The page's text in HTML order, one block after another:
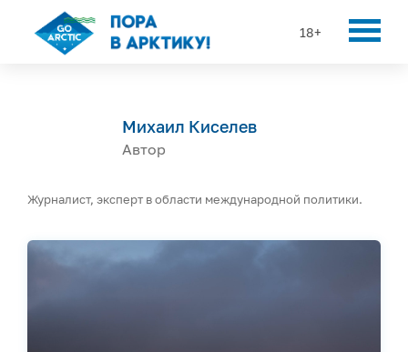
18+
Михаил Киселев
Автор
Журналист, эксперт в области международной политики.